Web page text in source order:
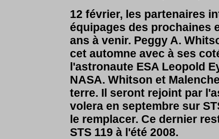
12 février, les partenaires
équipages des prochaines
ans à venir. Peggy A.
cet automne avec à ses
l'astronaute ESA Leopold
NASA. Whitson et
terre. Il seront rejoint par
volera en septembre sur
le remplacer. Ce dernier
STS 119 à l'été 2008.